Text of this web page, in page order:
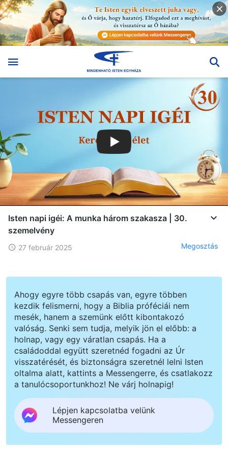
Isten napi igéi: A munka három szakasza | 30.
szemelvény
27 február 2025 Megosztás
Ahogy egyre több csapás van, egyre többen
kezdik felismerni, hogy a Biblia próféciái nem
mesék, hanem a szemünk előtt kibontakozó
valóság. Senki sem tudja, melyik jön el előbb: a
holnap, vagy egy váratlan csapás. Ha a
családoddal együtt szeretnéd fogadni az Úr
visszatérését, és biztonságra szeretnél lelni Isten
oltalma alatt, kattints a Messengerre, és csatlakozz
a tanulócsoportunkhoz! Ne várj holnapig!
Lépjen kapcsolatba velünk
Messengeren